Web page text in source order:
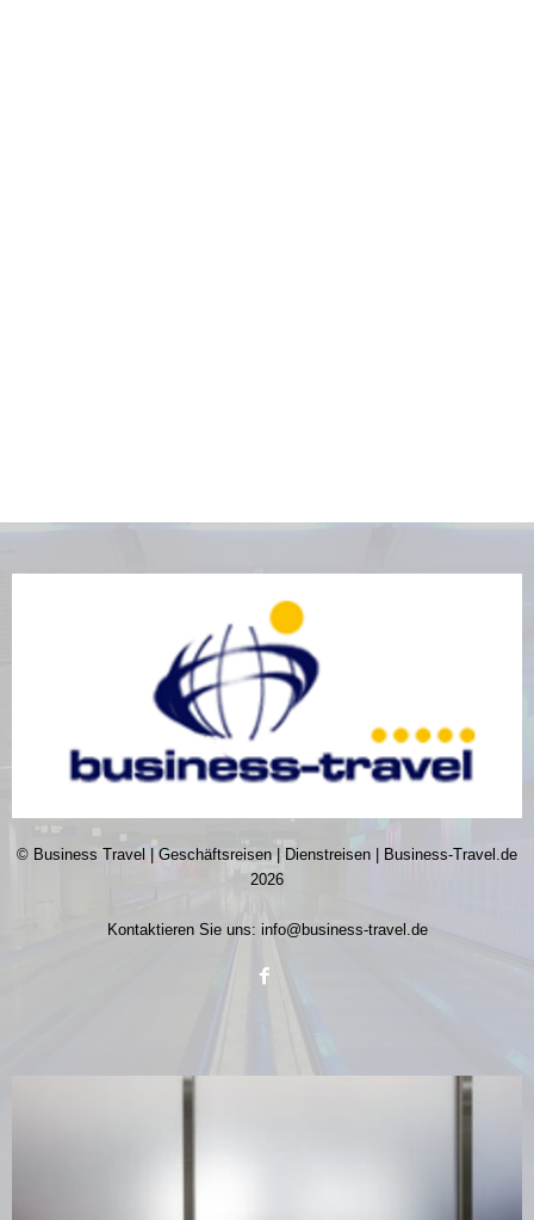
© Business Travel | Geschäftsreisen | Dienstreisen | Business-Travel.de
2026
Kontaktieren Sie uns: info@business-travel.de